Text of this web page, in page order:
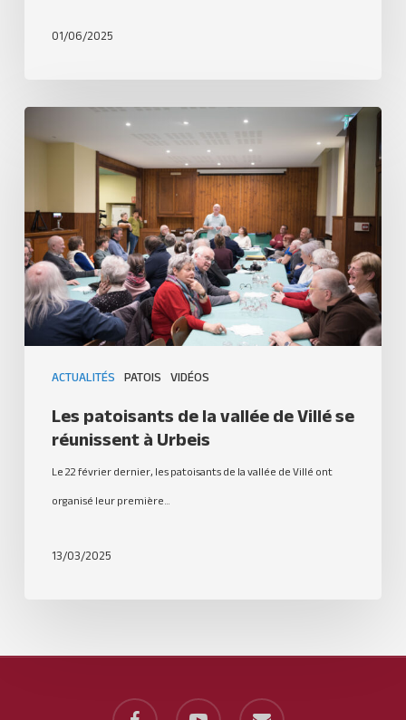
01/06/2025
ACTUALITÉS PATOIS VIDÉOS
Les patoisants de la vallée de Villé se
réunissent à Urbeis
Le 22 février dernier, les patoisants de la vallée de Villé ont
organisé leur première…
13/03/2025
facebook youtube email